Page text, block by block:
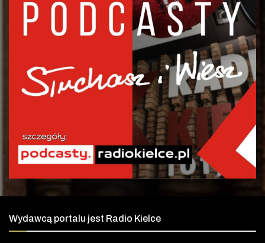
Wydawcą portalu jest Radio Kielce